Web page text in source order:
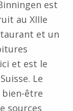
est
au XIIIe
et un
et est le
Le
bien-être
sources